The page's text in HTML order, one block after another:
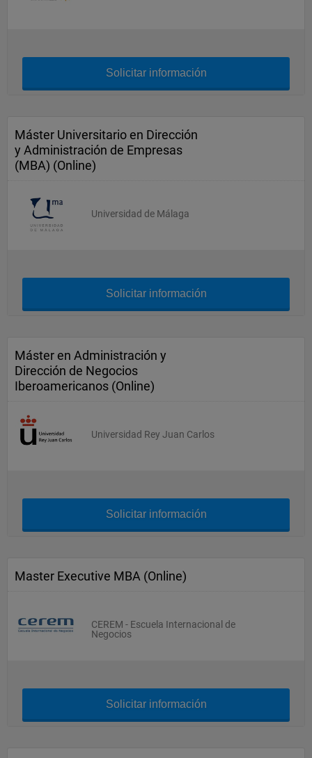
Solicitar información
Máster Universitario en Dirección
y Administración de Empresas
(MBA) (Online)
Universidad de Málaga
Solicitar información
Máster en Administración y
Dirección de Negocios
Iberoamericanos (Online)
Universidad Rey Juan Carlos
Solicitar información
Master Executive MBA (Online)
CEREM - Escuela Internacional de
Negocios
Solicitar información